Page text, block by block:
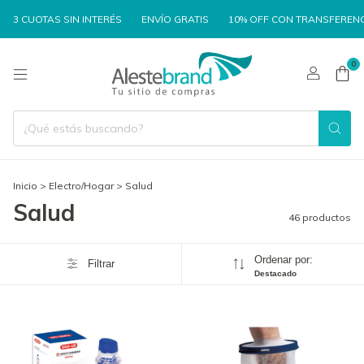
SIN INTERÉS ENVÍO GRATIS 10% OFF CON TRANSFERENCIA 3
0
Inicio > Electro/Hogar > Salud
Salud 46 productos
Filtrar Ordenar por:
Destacado